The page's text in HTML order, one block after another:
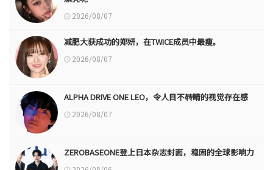
2026/08/07
减肥大获成功的郑妍，在TWICE成员中最瘦。
2026/08/07
ALPHA DRIVE ONE LEO，令人目不转睛的视觉存在感
2026/08/07
ZEROBASEONE登上日本杂志封面，稳固的全球影响力